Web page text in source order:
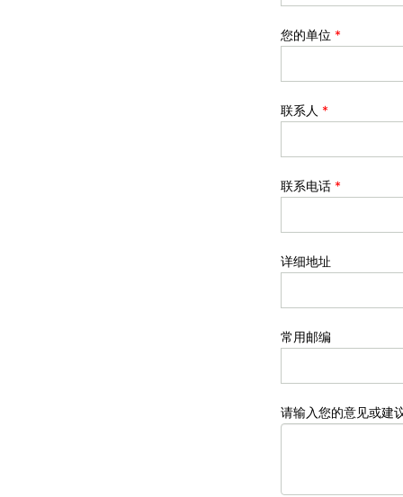
您的单位 *
联系人 *
联系电话 *
详细地址
常用邮编
请输入您的意见或建